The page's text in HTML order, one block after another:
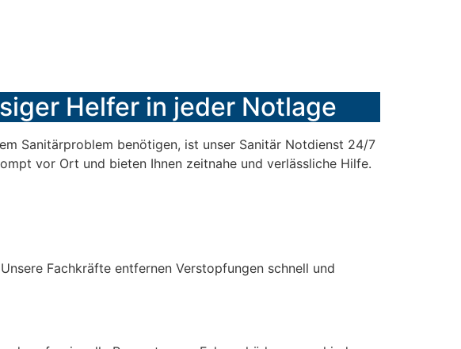
Helfer in jeder Notlage
Sanitärproblem benötigen, ist unser Sanitär Notdienst 24/7
vor Ort und bieten Ihnen zeitnahe und verlässliche Hilfe.
Fachkräfte entfernen Verstopfungen schnell und